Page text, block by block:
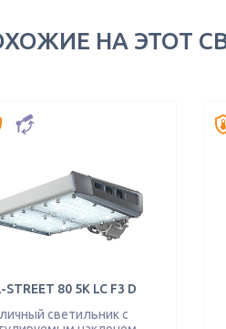
НА ЭТОТ
STREET 80 5K LC F3 D
светильник с